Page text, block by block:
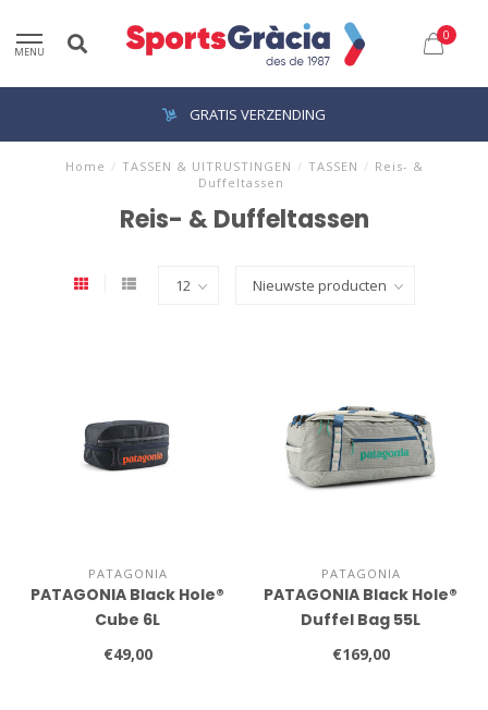
MENU
0
GRATIS VERZENDING
Home / TASSEN & UITRUSTINGEN / TASSEN / Reis- &
Duffeltassen
Reis- & Duffeltassen
PATAGONIA
PATAGONIA Black Hole®
Cube 6L
€49,00
PATAGONIA
PATAGONIA Black Hole®
Duffel Bag 55L
€169,00